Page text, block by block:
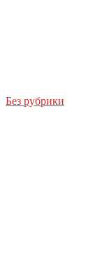
Без рубрики